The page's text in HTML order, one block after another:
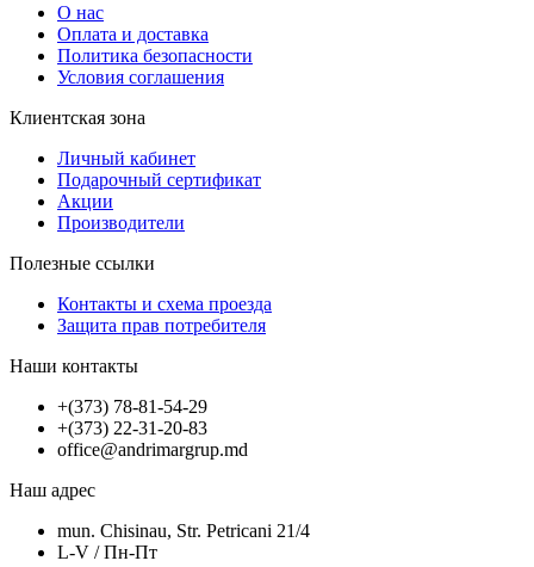
О нас
Оплата и доставка
Политика безопасности
Условия соглашения
Клиентская зона
Личный кабинет
Подарочный сертификат
Акции
Производители
Полезные ссылки
Контакты и схема проезда
Защита прав потребителя
Наши контакты
+(373) 78-81-54-29
+(373) 22-31-20-83
office@andrimargrup.md
Наш адрес
mun. Chisinau, Str. Petricani 21/4
L-V / Пн-Пт